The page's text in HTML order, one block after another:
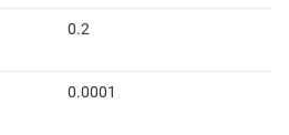
0.2
0.0001